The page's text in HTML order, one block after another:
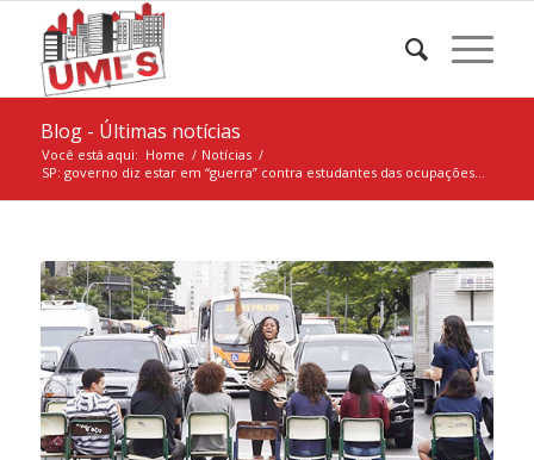
Blog - Últimas notícias
Você está aqui: Home / Notícias /
SP: governo diz estar em “guerra” contra estudantes das ocupações...